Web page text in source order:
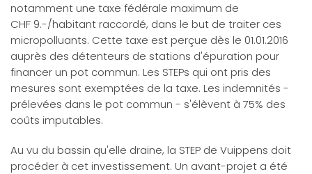
notamment une taxe fédérale maximum de
CHF 9.-/habitant raccordé, dans le but de traiter ces
micropolluants. Cette taxe est perçue dès le 01.01.2016
auprès des détenteurs de stations d'épuration pour
financer un pot commun. Les STEPs qui ont pris des
mesures sont exemptées de la taxe. Les indemnités -
prélevées dans le pot commun - s'élèvent à 75% des
coûts imputables.
Au vu du bassin qu'elle draine, la STEP de Vuippens doit
procéder à cet investissement. Un avant-projet a été